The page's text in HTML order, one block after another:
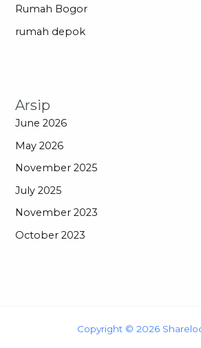
Rumah Bogor
rumah depok
Arsip
June 2026
May 2026
November 2025
July 2025
November 2023
October 2023
Copyright © 2026